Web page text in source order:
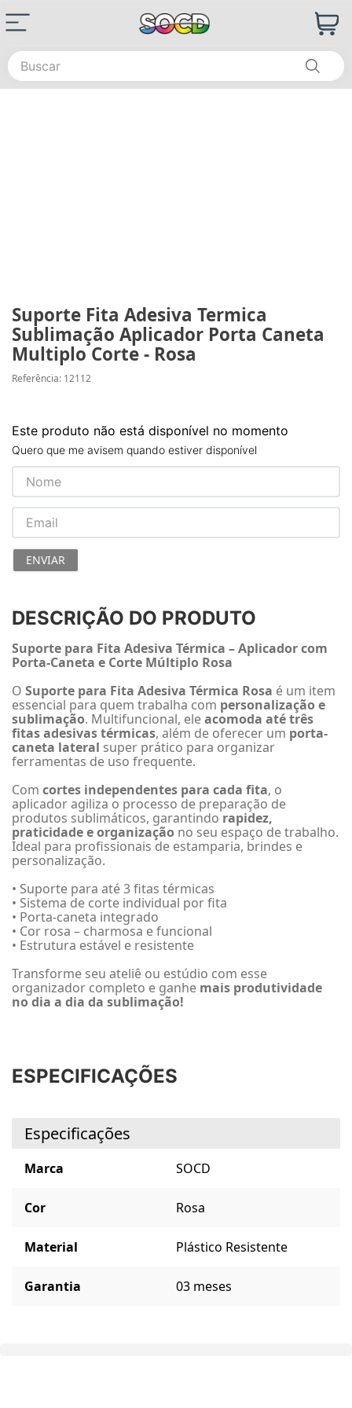
Buscar
Suporte Fita Adesiva Termica
Sublimação Aplicador Porta Caneta
Multiplo Corte - Rosa
Referência: 12112
Este produto não está disponível no momento
Quero que me avisem quando estiver disponível
ENVIAR
DESCRIÇÃO DO PRODUTO
Suporte para Fita Adesiva Térmica – Aplicador com
Porta-Caneta e Corte Múltiplo Rosa
O Suporte para Fita Adesiva Térmica Rosa é um item
essencial para quem trabalha com personalização e
sublimação. Multifuncional, eleacomoda até três
fitas adesivas térmicas, além de oferecer um porta-
caneta lateral super prático para organizar
ferramentas de uso frequente.
Com cortes independentes para cada fita, o
aplicador agiliza o processo de preparação de
produtos sublimáticos, garantindo rapidez,
praticidade e organização no seu espaço de trabalho.
Ideal para profissionais de estamparia, brindes e
personalização.
• Suporte para até 3 fitas térmicas
• Sistema de corte individual por fita
• Porta-caneta integrado
• Cor rosa – charmosa e funcional
• Estrutura estável e resistente
Transforme seu ateliê ou estúdio com esse
organizador completo e ganhe mais produtividade
no dia a dia da sublimação!
ESPECIFICAÇÕES
Especificações
Marca SOCD
Cor Rosa
Material Plástico Resistente
Garantia 03 meses